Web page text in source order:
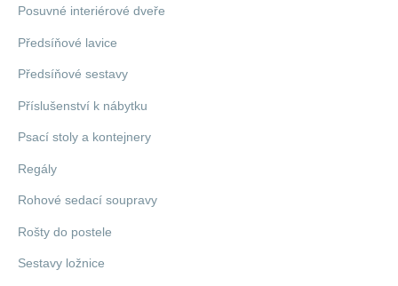
Posuvné interiérové dveře
Předsíňové lavice
Předsíňové sestavy
Příslušenství k nábytku
Psací stoly a kontejnery
Regály
Rohové sedací soupravy
Rošty do postele
Sestavy ložnice